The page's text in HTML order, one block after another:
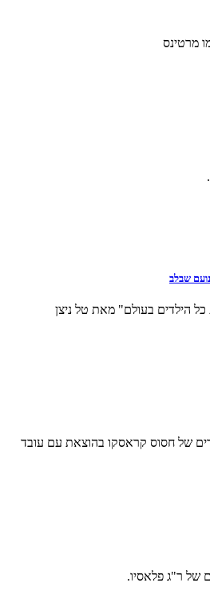
מרטינס
שבלב
הילדים בעולם" מאת טל ניצן
של חסוס קראסקו בהוצאת עם עובד
של ר"ג פלאסיו.